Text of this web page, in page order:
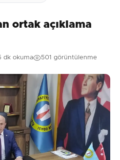
0/2000
Sorusu:
+ 9 = ?
Gönder
İlk yorumu siz yapın!
ortak açıklama
dk okuma 501 görüntülenme